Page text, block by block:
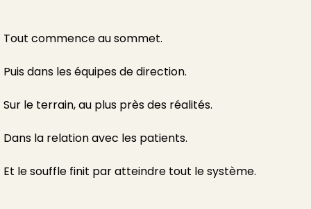
Tout commence au sommet.
Puis dans les équipes de direction.
Sur le terrain, au plus près des réalités.
Dans la relation avec les patients.
Et le souffle finit par atteindre tout le système.